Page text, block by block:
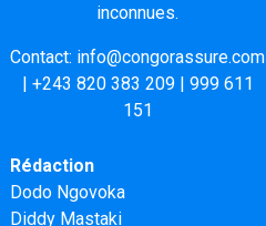
inconnues.
Contact: info@congorassure.com
| +243 820 383 209| 999 611
151
Rédaction
Dodo Ngovoka
Diddy Mastaki